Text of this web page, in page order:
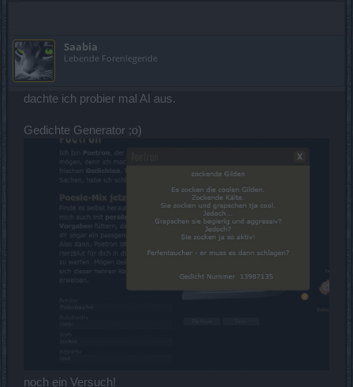
Saabia
Lebende Forenlegende
dachte ich probier mal AI aus.
Gedichte Generator ;o)
noch ein Versuch!